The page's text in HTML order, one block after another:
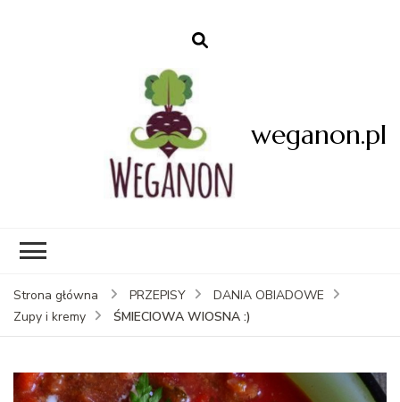
weganon.pl
Strona główna PRZEPISY
DANIA OBIADOWE
Zupy i kremy
ŚMIECIOWA WIOSNA :)